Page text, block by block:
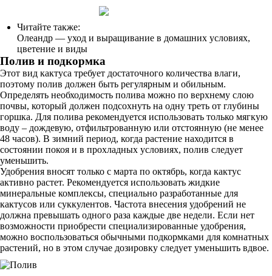
Читайте также:
Олеандр — уход и выращивание в домашних условиях,
цветение и виды
Полив и подкормка
Этот вид кактуса требует достаточного количества влаги,
поэтому полив должен быть регулярным и обильным.
Определять необходимость полива можно по верхнему слою
почвы, который должен подсохнуть на одну треть от глубины
горшка. Для полива рекомендуется использовать только мягкую
воду – дождевую, отфильтрованную или отстоянную (не менее
48 часов). В зимний период, когда растение находится в
состоянии покоя и в прохладных условиях, полив следует
уменьшить.
Удобрения вносят только с марта по октябрь, когда кактус
активно растет. Рекомендуется использовать жидкие
минеральные комплексы, специально разработанные для
кактусов или суккулентов. Частота внесения удобрений не
должна превышать одного раза каждые две недели. Если нет
возможности приобрести специализированные удобрения,
можно воспользоваться обычными подкормками для комнатных
растений, но в этом случае дозировку следует уменьшить вдвое.